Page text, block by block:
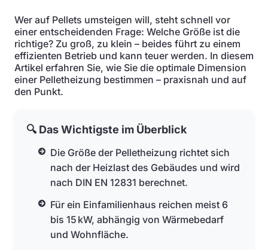
Wer auf Pellets umsteigen will, steht schnell vor
einer entscheidenden Frage: Welche Größe ist die
richtige? Zu groß, zu klein – beides führt zu einem
effizienten Betrieb und kann teuer werden. In diesem
Artikel erfahren Sie, wie Sie die optimale Dimension
einer Pelletheizung bestimmen – praxisnah und auf
den Punkt.
🔍 Das Wichtigste im Überblick
Die Größe der Pelletheizung richtet sich
nach der Heizlast des Gebäudes und wird
nach DIN EN 12831 berechnet.
Für ein Einfamilienhaus reichen meist 6
bis 15 kW, abhängig von Wärmebedarf
und Wohnfläche.